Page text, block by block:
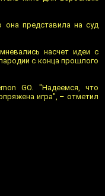
она представила на суд
насчет идеи с
с конца прошлого
GO. "Надеемся, что
игра", – отметил